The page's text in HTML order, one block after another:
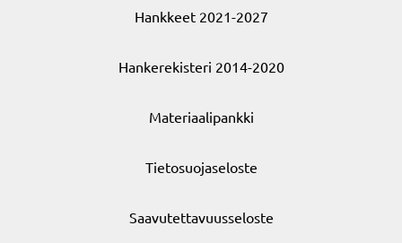
Hankkeet 2021-2027
Hankerekisteri 2014-2020
Materiaalipankki
Tietosuojaseloste
Saavutettavuusseloste